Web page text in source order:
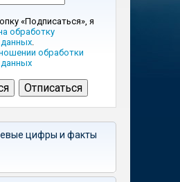
«Подписаться», я
обработку
.
обработки
цифры и факты